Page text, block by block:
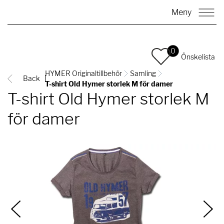
Meny
0
Önskelista
Back
HYMER Originaltillbehör
Samling
T-shirt Old Hymer storlek M för damer
T-shirt Old Hymer storlek M
för damer